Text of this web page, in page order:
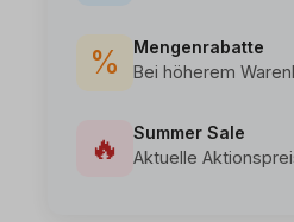
%
Mengenrabatte
Bei höherem
🔥
Summer Sale
Aktuelle